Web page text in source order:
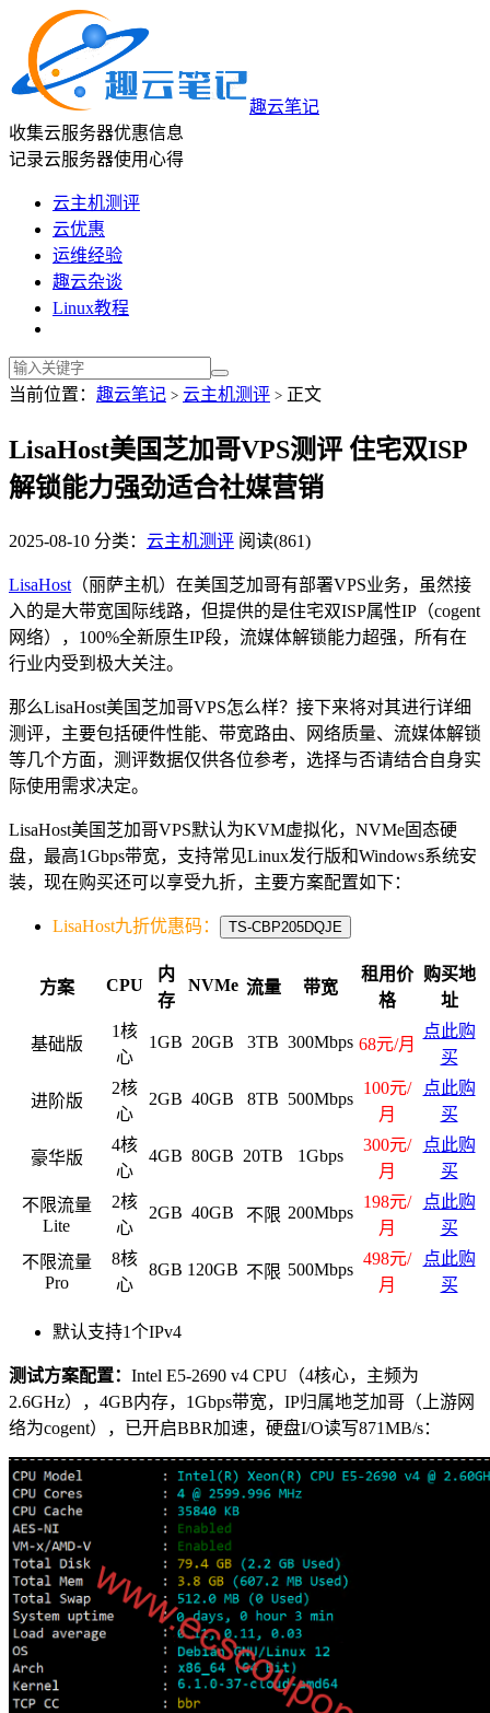
趣云笔记
收集云服务器优惠信息
记录云服务器使用心得
云主机测评
云优惠
运维经验
趣云杂谈
Linux教程
当前位置： 趣云笔记 > 云主机测评 > 正文
LisaHost美国芝加哥VPS测评 住宅双ISP
解锁能力强劲适合社媒营销
2025-08-10 分类： 云主机测评 阅读(861)
LisaHost （丽萨主机）在美国芝加哥有部署VPS业务，虽然接
入的是大带宽国际线路，但提供的是住宅双ISP属性IP（cogent
网络），100%全新原生IP段，流媒体解锁能力超强，所有在
行业内受到极大关注。
那么LisaHost美国芝加哥VPS怎么样？接下来将对其进行详细
测评，主要包括硬件性能、带宽路由、网络质量、流媒体解锁
等几个方面，测评数据仅供各位参考，选择与否请结合自身实
际使用需求决定。
LisaHost美国芝加哥VPS默认为KVM虚拟化，NVMe固态硬
盘，最高1Gbps带宽，支持常见Linux发行版和Windows系统安
装，现在购买还可以享受九折，主要方案配置如下：
LisaHost九折优惠码： TS-CBP205DQJE
方案 CPU
内
存
NVMe 流量 带宽
租用价
格
购买地
址
基础版
1核
心
1GB 20GB 3TB 300Mbps 68元/月
点此购
买
进阶版
2核
心
2GB 40GB 8TB 500Mbps
100元/
月
点此购
买
豪华版
4核
心
4GB 80GB 20TB 1Gbps
300元/
月
点此购
买
不限流量
Lite
2核
心
2GB 40GB 不限 200Mbps
198元/
月
点此购
买
不限流量
Pro
8核
心
8GB 120GB 不限 500Mbps
498元/
月
点此购
买
默认支持1个IPv4
测试方案配置： Intel E5-2690 v4 CPU（4核心，主频为
2.6GHz），4GB内存，1Gbps带宽，IP归属地芝加哥（上游网
络为cogent），已开启BBR加速，硬盘I/O读写871MB/s：